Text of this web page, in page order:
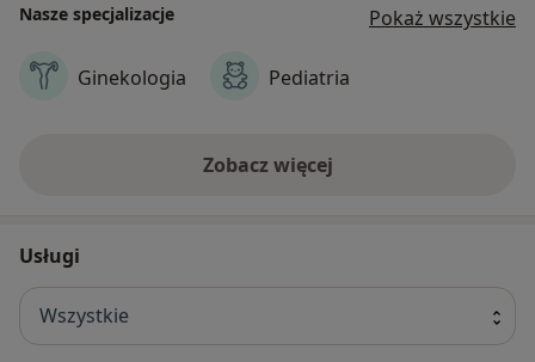
okazywanemu nam przez Pacjentów przez te
wszystkie lata, dzięki naszej codziennej pracy
wykonywanej profesjonalnie i z zaangażowaniem dziś
opieką znajduje się ponad 1 700 000 Pacjentów, którzy
własnych oraz około 1600 współpracujących
zlokalizowanych na terenie całego kraju). Do
dyspozycji Pacjentów pozostaje blisko 5000 lekarzy
kilkudziesięciu specjalności.
Nasze specjalizacje Pokaż wszystkie
Ginekologia Pediatria
Zobacz więcej
Usługi
Wszystkie